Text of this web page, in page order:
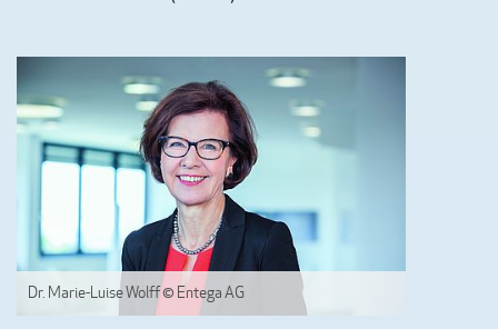
Dr. Marie-Luise Wolff © Entega AG